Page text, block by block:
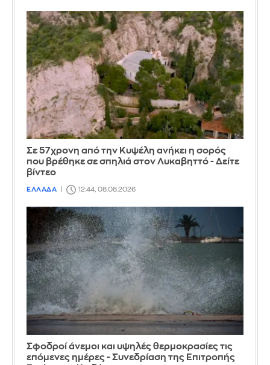
Σε 57χρονη από την Κυψέλη ανήκει η σορός
που βρέθηκε σε σπηλιά στον Λυκαβηττό - Δείτε
βίντεο
ΕΛΛΑΔΑ 12:44, 08.08.2026
Σφοδροί άνεμοι και υψηλές θερμοκρασίες τις
επόμενες ημέρες - Συνεδρίαση της Επιτροπής